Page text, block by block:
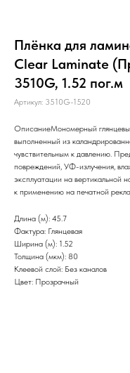
Плёнка для
Clear Laminate
3510G, 1.52 пог.м
Артикул: 3510G-1520
ОписаниеМономерный
выполненный из
чувствительным к давлению.
повреждений, УФ-излучения,
эксплуатации на вертикальной
к применению на печатной
Длина (м): 45.7
Фактура: Глянцевая
Ширина (м): 1.52
Толщина (мкм): 80
Клеевой слой: Без каналов
Цвет: Прозрачный